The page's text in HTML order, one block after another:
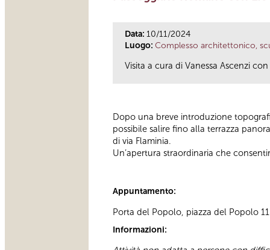
Data: 10/11/2024
Luogo: Complesso architettonico,
Visita a cura di Vanessa Ascenzi
Dopo una breve introduzione
possibile salire fino alla terrazza
di via Flaminia.
Un’apertura straordinaria che
Appuntamento:
Porta del Popolo, piazza del Popolo
Informazioni: